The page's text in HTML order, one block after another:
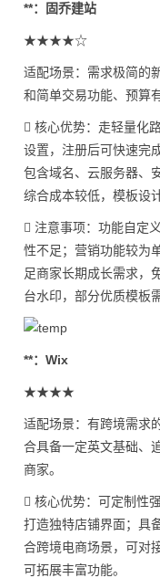
**：固乔建站
★★★★☆
适配场景：需求极简的
和简单交易功能、预算
 核心优势：走轻量化
设置，注册后可快速完
包含域名、云服务器、
综合成本较低，模板设
 注意事项：功能自定
性不足；营销功能较为
足商家长期成长需求，
台水印，部分优质模板
**：Wix
★★★★
适配场景：有跨境需求
合具备一定英文基础、
商家。
 核心优势：可定制性
打造独特店铺界面；具
合跨境电商场景，可对
可拓展丰富功能。